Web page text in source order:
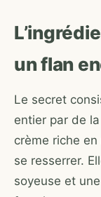
un flan
Le secret
entier par de la
crème riche
se resserrer.
soyeuse et